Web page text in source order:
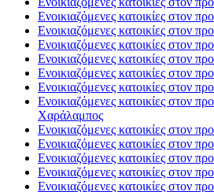
Ενοικιαζόμενες κατοικίες στον
Ενοικιαζόμενες κατοικίες στον
Ενοικιαζόμενες κατοικίες στον
Ενοικιαζόμενες κατοικίες στον
Ενοικιαζόμενες κατοικίες στον
Ενοικιαζόμενες κατοικίες στον
Ενοικιαζόμενες κατοικίες στον
Χαράλαμπος
Ενοικιαζόμενες κατοικίες στον
Ενοικιαζόμενες κατοικίες στον
Ενοικιαζόμενες κατοικίες στον
Ενοικιαζόμενες κατοικίες στον
Ενοικιαζόμενες κατοικίες στον